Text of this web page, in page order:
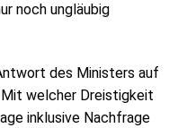
noch ungläubig
des Ministers auf
Mit welcher Dreistigkeit
inklusive Nachfrage